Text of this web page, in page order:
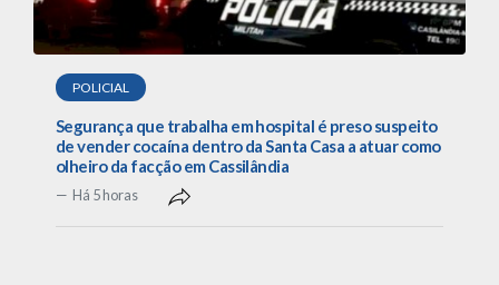
POLICIAL
Segurança que trabalha em hospital é preso suspeito
de vender cocaína dentro da Santa Casa a atuar como
olheiro da facção em Cassilândia
Há 5 horas